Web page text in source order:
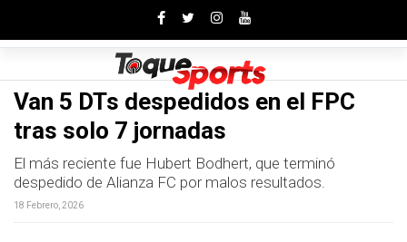
Van 5 DTs despedidos en el FPC
tras solo 7 jornadas
El más reciente fue Hubert Bodhert, que terminó
despedido de Alianza FC por malos resultados.
18 Febrero, 2026